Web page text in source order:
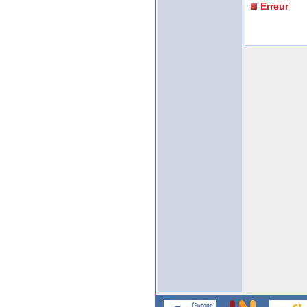
Erreur